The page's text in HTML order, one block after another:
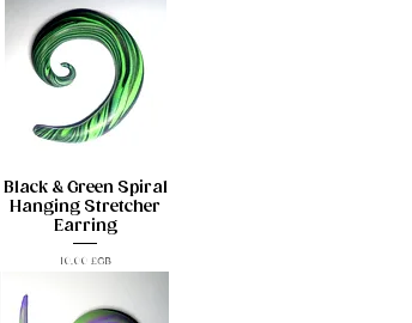
Black & Green Spiral
Hanging Stretcher
Earring
Prix
10,00 £GB